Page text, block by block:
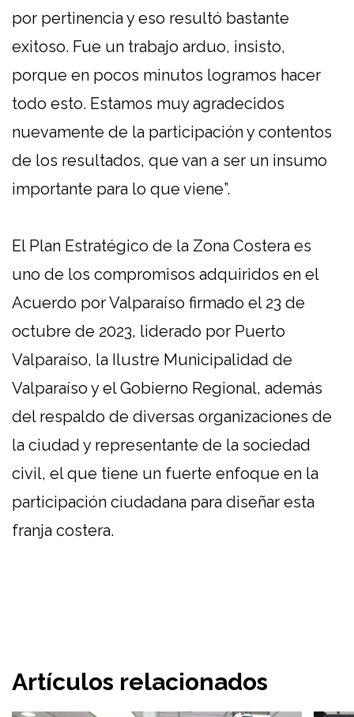
por pertinencia y eso resultó bastante
exitoso. Fue un trabajo arduo, insisto,
porque en pocos minutos logramos hacer
todo esto. Estamos muy agradecidos
nuevamente de la participación y contentos
de los resultados, que van a ser un insumo
importante para lo que viene”.
El Plan Estratégico de la Zona Costera es
uno de los compromisos adquiridos en el
Acuerdo por Valparaíso firmado el 23 de
octubre de 2023, liderado por Puerto
Valparaíso, la Ilustre Municipalidad de
Valparaíso y el Gobierno Regional, además
del respaldo de diversas organizaciones de
la ciudad y representante de la sociedad
civil, el que tiene un fuerte enfoque en la
participación ciudadana para diseñar esta
franja costera.
Artículos relacionados